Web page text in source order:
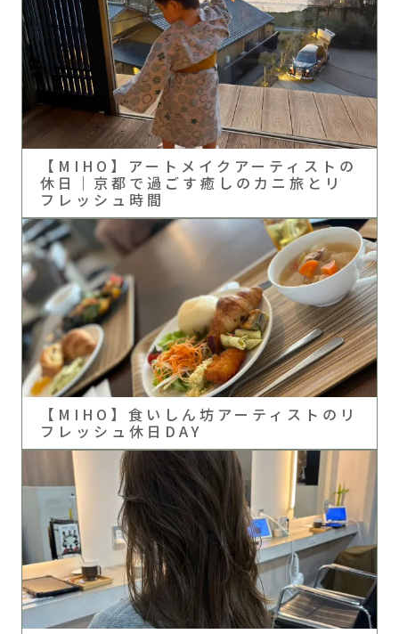
【MIHO】アートメイクアーティストの
休日｜京都で過ごす癒しのカニ旅とリ
フレッシュ時間
【MIHO】食いしん坊アーティストのリ
フレッシュ休日DAY